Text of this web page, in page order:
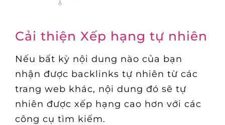
Cải thiện Xếp hạng tự nhiên
Nếu bất kỳ nội dung nào của bạn
nhận được backlinks tự nhiên từ các
trang web khác, nội dung đó sẽ tự
nhiên được xếp hạng cao hơn với các
công cụ tìm kiếm.